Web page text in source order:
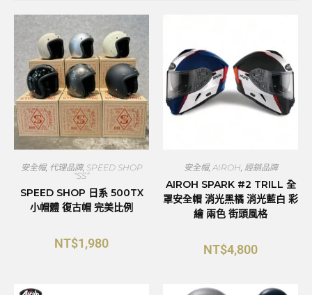
安全帽, 代理品牌, SPEED SHOP
“SS”
SPEED SHOP 日系 500TX
小帽體 復古帽 完美比例
NT$1,980
安全帽, AIROH, 經銷品牌
AIROH SPARK #2 TRILL 全
罩安全帽 消光黑橘 消光藍白 彩
繪 兩色 街頭風格
NT$4,800